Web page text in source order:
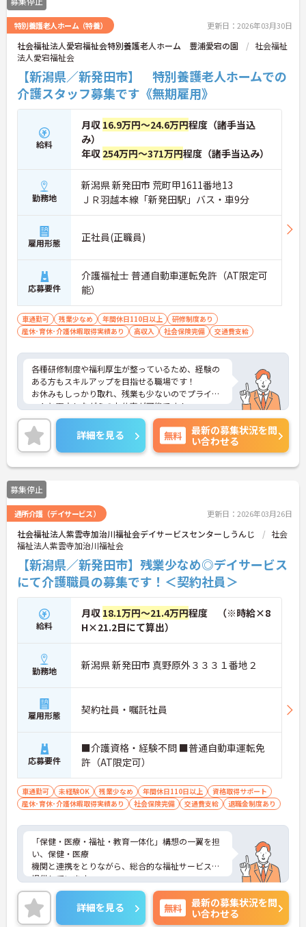
中の方も安心して働ける環境です。年間休日は120
日、残業は月平均5時間程度と少なく、ワークライ
フバランスを重視した働き方も叶います。ご興味の
ある方は詳細等をお伝えしますので、お気軽にお問
い合わせください。（※2025年4月時点）
特別養護老人ホーム（特養） 更新日：2026年03月30日
社会福祉法人愛宕福祉会特別養護老人ホーム 豊浦愛宕の園
社会福祉
法人愛宕福祉会
【新潟県／新発田市】 特別養護老人ホームでの
介護スタッフ募集です《無期雇用》
給料
月収 16.9万円～24.6万円程度（諸手当込
み）
年収 254万円～371万円程度（諸手当込み）
勤務地
新潟県 新発田市 荒町甲1611番地13
ＪＲ羽越本線「新発田駅」バス・車9分
雇用形態 正社員(正職員)
応募要件
介護福祉士 普通自動車運転免許（AT限定可
能）
車通勤可 残業少なめ 年間休日110日以上
研修制度あり
産休･育休･介護休暇取得実績あり
高収入 社会保険完備 交通費支給
各種研修制度や福利厚生が整っているため、経験の
ある方もスキルアップを目指せる職場です！
お休みもしっかり取れ、残業も少ないのでプライベ
ートと両立しながらのお仕事が可能です！
ご興味ある方には、面接のポイントなど、さらに詳
細をお話致しますのでお気軽にご相談ください。
詳細を見る 無料
最新の募集状況を問
い合わせる
募集停止
通所介護（デイサービス） 更新日：2026年03月26日
社会福祉法人紫雲寺加治川福祉会デイサービスセンターしうんじ
社会
福祉法人紫雲寺加治川福祉会
【新潟県／新発田市】残業少なめ◎デイサービス
にて介護職員の募集です！＜契約社員＞
給料
月収 18.1万円～21.4万円程度 （※時給×8
H×21.2日にて算出）
勤務地 新潟県 新発田市 真野原外３３３１番地２
雇用形態 契約社員・嘱託社員
応募要件
■介護資格・経験不問 ■普通自動車運転免
許（AT限定可）
車通勤可 未経験OK 残業少なめ 年間休日110日以上
資格取得サポート
産休･育休･介護休暇取得実績あり
社会保険完備 交通費支給 退職金制度あり
「保健・医療・福祉・教育一体化」構想の一翼を担
い、保健・医療
機関と連携をとりながら、総合的な福祉サービスを
提供しています。
ご興味がある方は是非一度マイナビまでお問い合わ
せください。さらに詳細などお伝えします！
詳細を見る 無料
最新の募集状況を問
い合わせる